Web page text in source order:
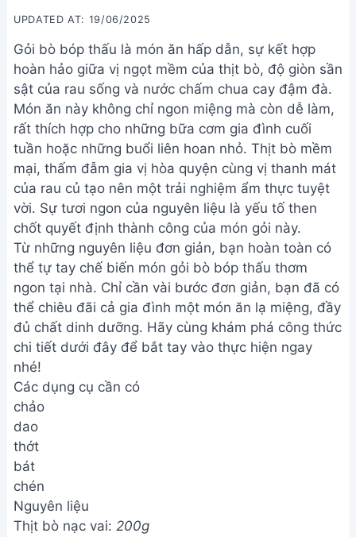
UPDATED AT: 19/06/2025
Gỏi bò bóp thấu là món ăn hấp dẫn, sự kết hợp
hoàn hảo giữa vị ngọt mềm của thịt bò, độ giòn sần
sật của rau sống và nước chấm chua cay đậm đà.
Món ăn này không chỉ ngon miệng mà còn dễ làm,
rất thích hợp cho những bữa cơm gia đình cuối
tuần hoặc những buổi liên hoan nhỏ. Thịt bò mềm
mại, thấm đẫm gia vị hòa quyện cùng vị thanh mát
của rau củ tạo nên một trải nghiệm ẩm thực tuyệt
vời. Sự tươi ngon của nguyên liệu là yếu tố then
chốt quyết định thành công của món gỏi này.
Từ những nguyên liệu đơn giản, bạn hoàn toàn có
thể tự tay chế biến món gỏi bò bóp thấu thơm
ngon tại nhà. Chỉ cần vài bước đơn giản, bạn đã có
thể chiêu đãi cả gia đình một món ăn lạ miệng, đầy
đủ chất dinh dưỡng. Hãy cùng khám phá công thức
chi tiết dưới đây để bắt tay vào thực hiện ngay
nhé!
Các dụng cụ cần có
chảo
dao
thớt
bát
chén
Nguyên liệu
Thịt bò nạc vai: 200g